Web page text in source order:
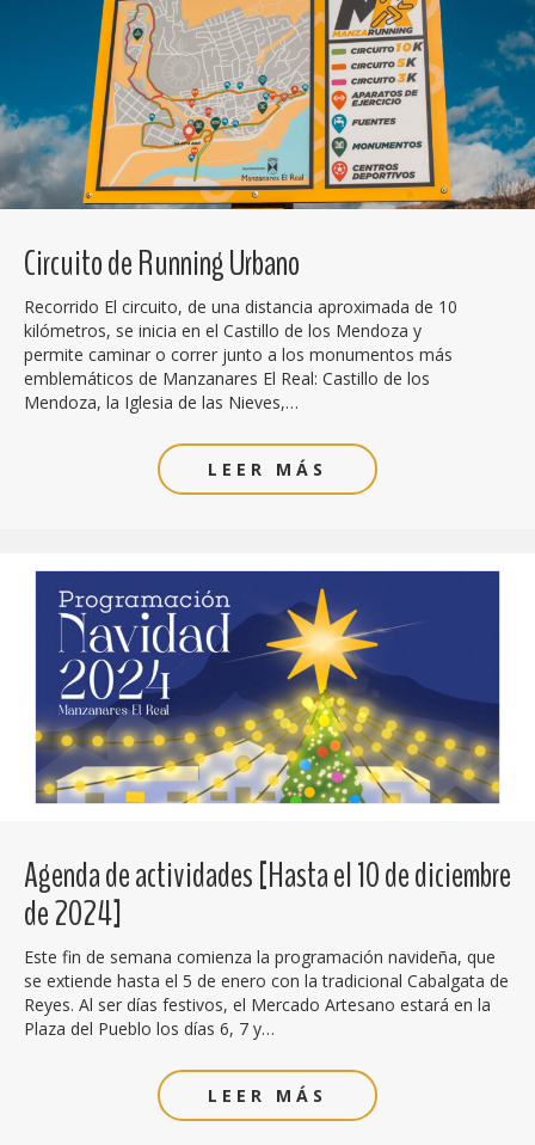
Circuito de Running Urbano
Recorrido El circuito, de una distancia aproximada de 10
kilómetros, se inicia en el Castillo de los Mendoza y
permite caminar o correr junto a los monumentos más
emblemáticos de Manzanares El Real: Castillo de los
Mendoza, la Iglesia de las Nieves,…
LEER MÁS
Agenda de actividades [Hasta el 10 de diciembre
de 2024]
Este fin de semana comienza la programación navideña, que
se extiende hasta el 5 de enero con la tradicional Cabalgata de
Reyes. Al ser días festivos, el Mercado Artesano estará en la
Plaza del Pueblo los días 6, 7 y…
LEER MÁS